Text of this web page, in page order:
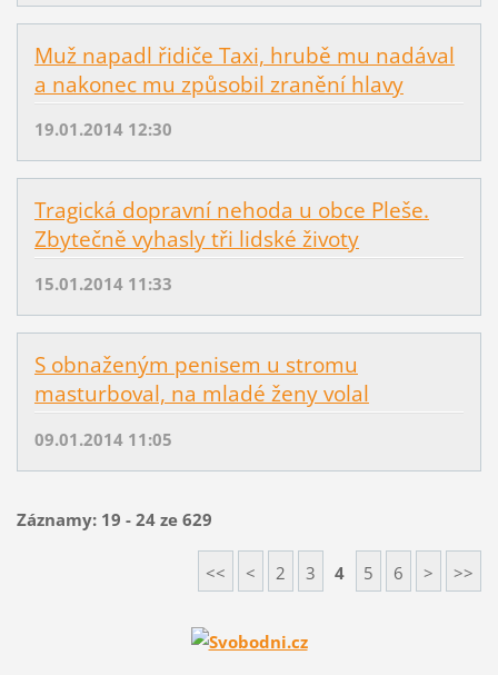
Muž napadl řidiče Taxi, hrubě mu nadával
a nakonec mu způsobil zranění hlavy
19.01.2014 12:30
Tragická dopravní nehoda u obce Pleše.
Zbytečně vyhasly tři lidské životy
15.01.2014 11:33
S obnaženým penisem u stromu
masturboval, na mladé ženy volal
09.01.2014 11:05
Záznamy: 19 - 24 ze 629
<< < 2 3 4 5 6 > >>